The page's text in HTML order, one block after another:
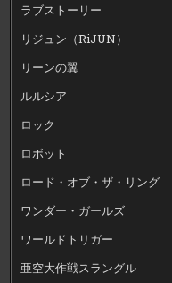
ラブストーリー
リジュン（RiJUN）
リーンの翼
ルルシア
ロック
ロボット
ロード・オブ・ザ・リング
ワンダー・ガールズ
ワールドトリガー
亜空大作戦スラングル